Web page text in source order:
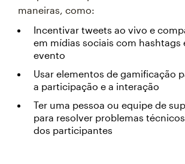
maneiras, como:
Incentivar tweets ao vivo e
em mídias sociais com hashtags
evento
Usar elementos de gamificação
a participação e a interação
Ter uma pessoa ou equipe de
para resolver problemas
dos participantes